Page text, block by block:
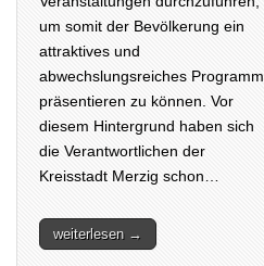
um somit der Bevölkerung ein
attraktives und
abwechslungsreiches Programm
präsentieren zu können. Vor
diesem Hintergrund haben sich
die Verantwortlichen der
Kreisstadt Merzig schon…
weiterlesen →